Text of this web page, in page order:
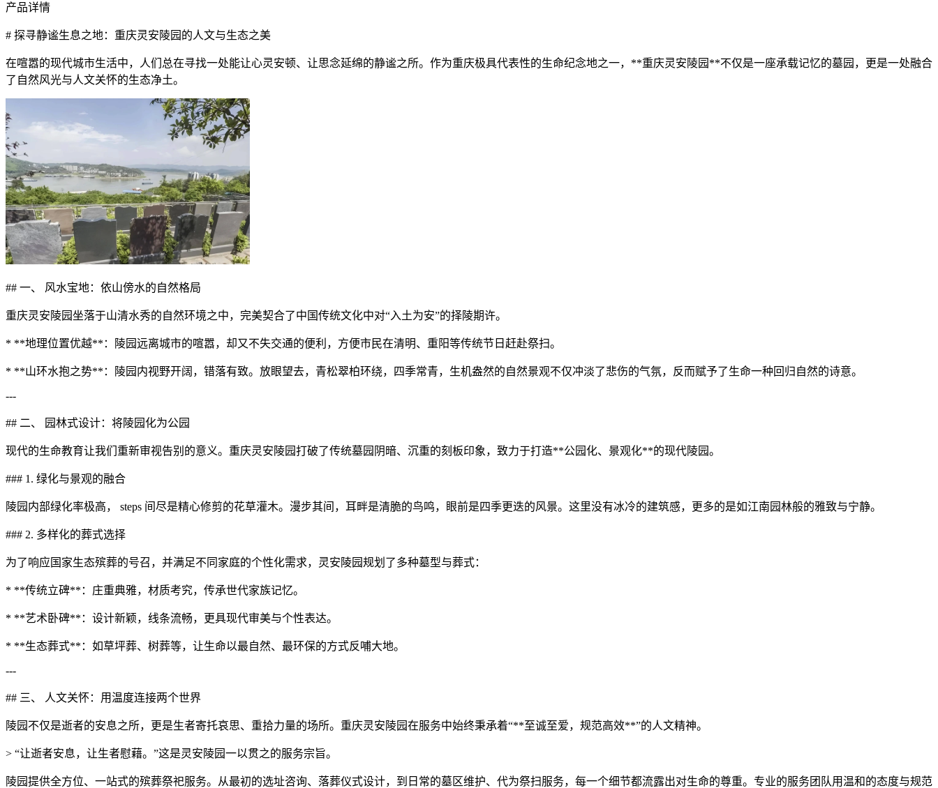
产品详情
# 探寻静谧生息之地：重庆灵安陵园的人文与生态之美
在喧嚣的现代城市生活中，人们总在寻找一处能让心灵安顿、让思念延绵的静谧之所。作为重庆极具代表性的生命纪念地之一，**重庆灵安陵园**不仅是一座承载记忆的墓园，更是一处融合
了自然风光与人文关怀的生态净土。
## 一、 风水宝地：依山傍水的自然格局
重庆灵安陵园坐落于山清水秀的自然环境之中，完美契合了中国传统文化中对“入土为安”的择陵期许。
* **地理位置优越**：陵园远离城市的喧嚣，却又不失交通的便利，方便市民在清明、重阳等传统节日赶赴祭扫。
* **山环水抱之势**：陵园内视野开阔，错落有致。放眼望去，青松翠柏环绕，四季常青，生机盎然的自然景观不仅冲淡了悲伤的气氛，反而赋予了生命一种回归自然的诗意。
---
## 二、 园林式设计：将陵园化为公园
现代的生命教育让我们重新审视告别的意义。重庆灵安陵园打破了传统墓园阴暗、沉重的刻板印象，致力于打造**公园化、景观化**的现代陵园。
### 1. 绿化与景观的融合
陵园内部绿化率极高， steps 间尽是精心修剪的花草灌木。漫步其间，耳畔是清脆的鸟鸣，眼前是四季更迭的风景。这里没有冰冷的建筑感，更多的是如江南园林般的雅致与宁静。
### 2. 多样化的葬式选择
为了响应国家生态殡葬的号召，并满足不同家庭的个性化需求，灵安陵园规划了多种墓型与葬式：
* **传统立碑**：庄重典雅，材质考究，传承世代家族记忆。
* **艺术卧碑**：设计新颖，线条流畅，更具现代审美与个性表达。
* **生态葬式**：如草坪葬、树葬等，让生命以最自然、最环保的方式反哺大地。
---
## 三、 人文关怀：用温度连接两个世界
陵园不仅是逝者的安息之所，更是生者寄托哀思、重拾力量的场所。重庆灵安陵园在服务中始终秉承着“**至诚至爱，规范高效**”的人文精神。
> “让逝者安息，让生者慰藉。”这是灵安陵园一以贯之的服务宗旨。
陵园提供全方位、一站式的殡葬祭祀服务。从最初的选址咨询、落葬仪式设计，到日常的墓区维护、代为祭扫服务，每一个细节都流露出对生命的尊重。专业的服务团队用温和的态度与规范